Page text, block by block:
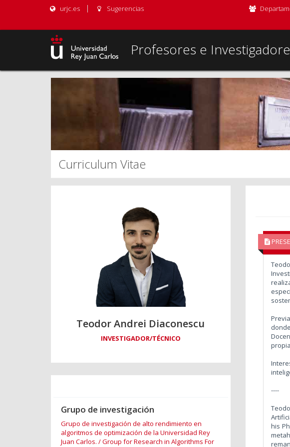
urjc.es Sugerencias
Profesores e
Curriculum Vitae
Teodor Andrei Diaconescu
INVESTIGADOR/TÉCNICO
Grupo de investigación
Grupo de investigación de alto rendimiento en
algoritmos de optimización de la Universidad Rey
Juan Carlos. / Group for Research in Algorithms For
----
his